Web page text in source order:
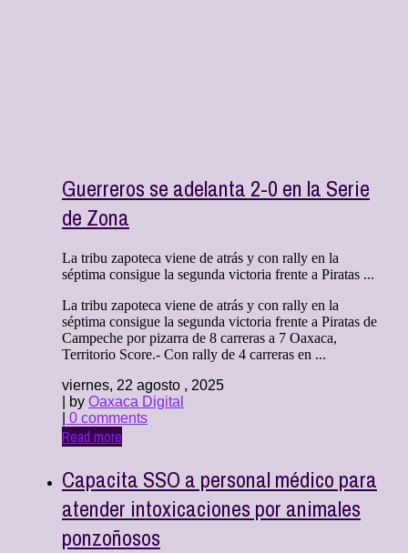
Guerreros se adelanta 2-0 en la Serie
de Zona
La tribu zapoteca viene de atrás y con rally en la
séptima consigue la segunda victoria frente a Piratas ...
La tribu zapoteca viene de atrás y con rally en la
séptima consigue la segunda victoria frente a Piratas de
Campeche por pizarra de 8 carreras a 7 Oaxaca,
Territorio Score.- Con rally de 4 carreras en ...
viernes, 22 agosto , 2025
| by Oaxaca Digital
0 comments
Read more
Capacita SSO a personal médico para
atender intoxicaciones por animales
ponzoñosos